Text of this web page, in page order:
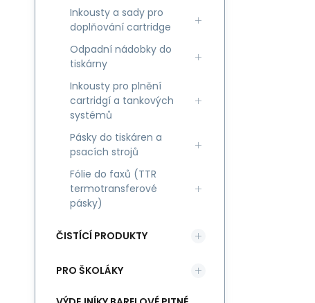
Inkousty a sady pro
doplňování cartridge
Odpadní nádobky do
tiskárny
Inkousty pro plnění
cartridgí a tankových
systémů
Pásky do tiskáren a
psacích strojů
Fólie do faxů (TTR
termotransferové
pásky)
ČISTÍCÍ PRODUKTY
PRO ŠKOLÁKY